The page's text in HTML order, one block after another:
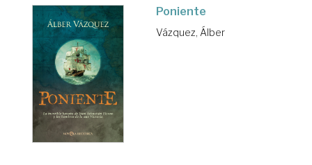
Poniente
Vázquez, Álber